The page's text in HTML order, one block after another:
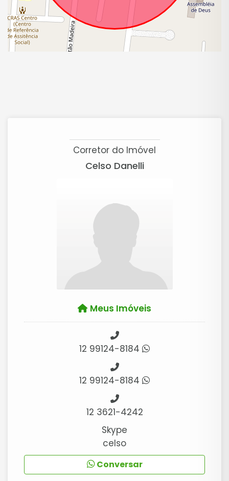
Corretor do Imóvel
Celso Danelli
Meus Imóveis
12 99124-8184
12 99124-8184
12 3621-4242
Skype
celso
Conversar